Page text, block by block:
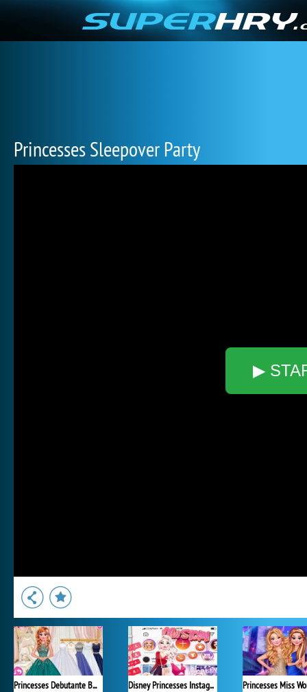
Princesses Sleepover Party
▶
Princesses Debutante Ball Disney Princesses Instagram Stories